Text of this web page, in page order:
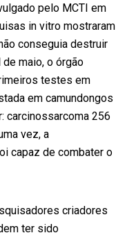
pelo MCTI em
in vitro mostraram
conseguia destruir
maio, o órgão
testes em
em camundongos
carcinossarcoma 256
vez, a
capaz de combater o
criadores
ter sido